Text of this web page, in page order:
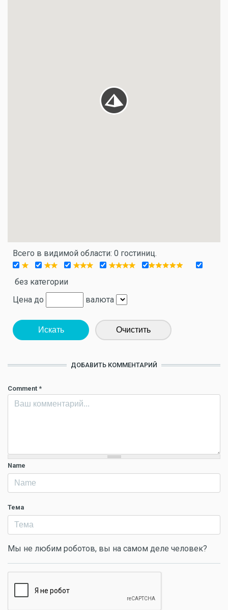
Всего в видимой области: 0 гостиниц.
без категории
Цена до
валюта
Искать Очистить
ДОБАВИТЬ КОММЕНТАРИЙ
Comment *
Name
Тема
Мы не любим роботов, вы на самом деле человек?